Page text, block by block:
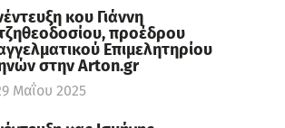
κου Γιάννη
πρoέδρου
Επιμελητηρίου
στην Arton.gr
Μαΐου 2025